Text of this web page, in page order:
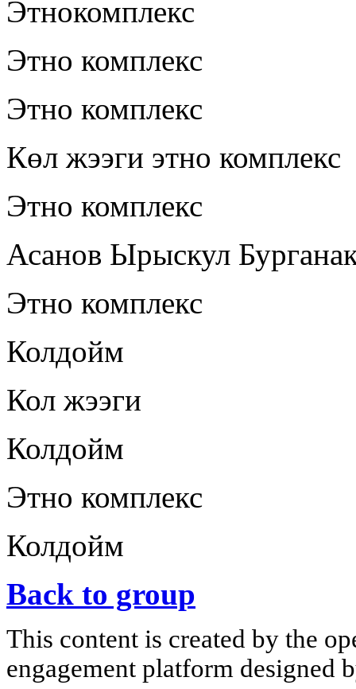
Этнокомплекс
Этно комплекс
Этно комплекс
Көл жээги этно комплекс
Этно комплекс
Асанов Ырыскул
Этно комплекс
Колдойм
Кол жээги
Колдойм
Этно комплекс
Колдойм
Back to group
This content is created by the
engagement platform designed